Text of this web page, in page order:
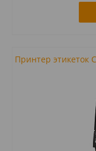
Принтер этикеток